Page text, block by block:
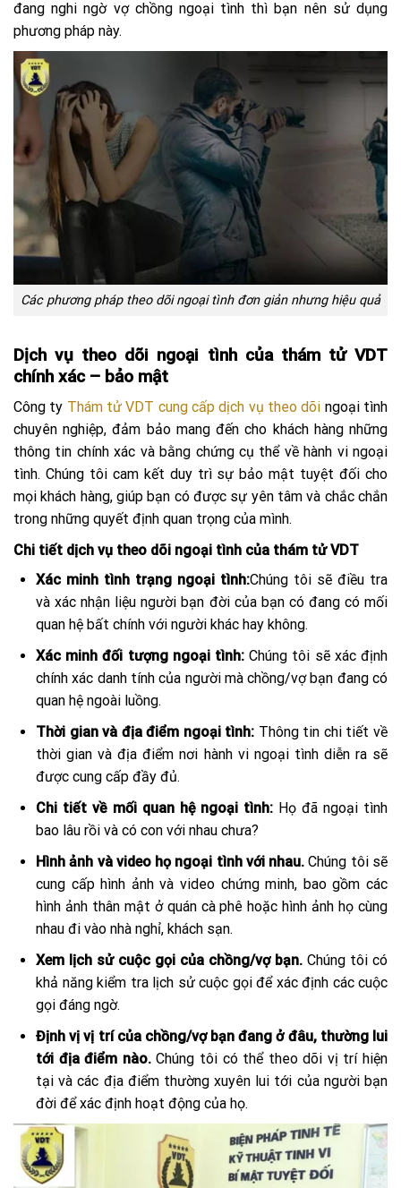
đang nghi ngờ vợ chồng ngoại tình thì bạn nên sử dụng
phương pháp này.
Các phương pháp theo dõi ngoại tình đơn giản nhưng hiệu quả
Dịch vụ theo dõi ngoại tình của thám tử VDT
chính xác – bảo mật
Công ty Thám tử VDT cung cấp dịch vụ theo dõi ngoại tình
chuyên nghiệp, đảm bảo mang đến cho khách hàng những
thông tin chính xác và bằng chứng cụ thể về hành vi ngoại
tình. Chúng tôi cam kết duy trì sự bảo mật tuyệt đối cho
mọi khách hàng, giúp bạn có được sự yên tâm và chắc chắn
trong những quyết định quan trọng của mình.
Chi tiết dịch vụ theo dõi ngoại tình của thám tử VDT
Xác minh tình trạng ngoại tình:Chúng tôi sẽ điều tra
và xác nhận liệu người bạn đời của bạn có đang có mối
quan hệ bất chính với người khác hay không.
Xác minh đối tượng ngoại tình: Chúng tôi sẽ xác định
chính xác danh tính của người mà chồng/vợ bạn đang có
quan hệ ngoài luồng.
Thời gian và địa điểm ngoại tình: Thông tin chi tiết về
thời gian và địa điểm nơi hành vi ngoại tình diễn ra sẽ
được cung cấp đầy đủ.
Chi tiết về mối quan hệ ngoại tình: Họ đã ngoại tình
bao lâu rồi và có con với nhau chưa?
Hình ảnh và video họ ngoại tình với nhau. Chúng tôi sẽ
cung cấp hình ảnh và video chứng minh, bao gồm các
hình ảnh thân mật ở quán cà phê hoặc hình ảnh họ cùng
nhau đi vào nhà nghỉ, khách sạn.
Xem lịch sử cuộc gọi của chồng/vợ bạn. Chúng tôi có
khả năng kiểm tra lịch sử cuộc gọi để xác định các cuộc
gọi đáng ngờ.
Định vị vị trí của chồng/vợ bạn đang ở đâu, thường lui
tới địa điểm nào.Chúng tôi có thể theo dõi vị trí hiện
tại và các địa điểm thường xuyên lui tới của người bạn
đời để xác định hoạt động của họ.